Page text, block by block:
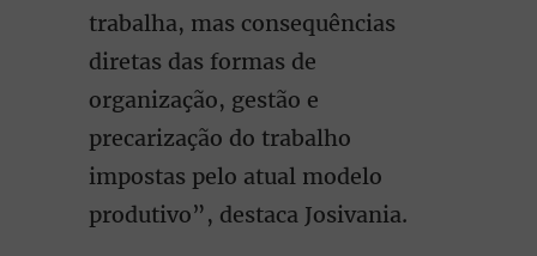
trabalha, mas consequências
diretas das formas de
organização, gestão e
precarização do trabalho
impostas pelo atual modelo
produtivo”, destaca Josivania.